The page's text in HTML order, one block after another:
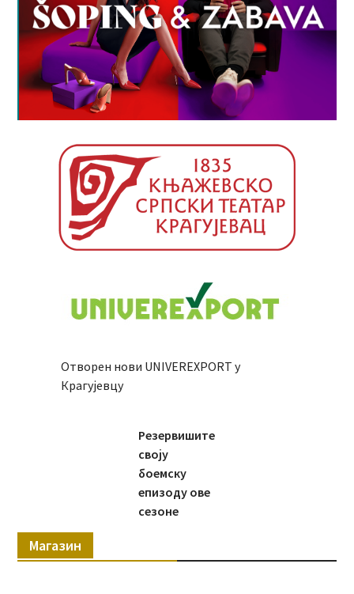
Отворен нови UNIVEREXPORT у
Крагујевцу
Резервишите
своју
боемску
епизоду ове
сезоне
Магазин